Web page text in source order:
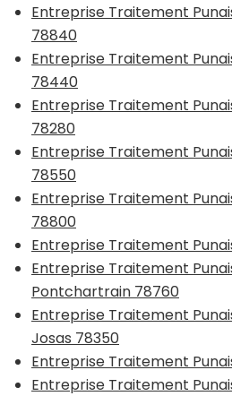
Entreprise Traitement
78840
Entreprise Traitement
78440
Entreprise Traitement
78280
Entreprise Traitement
78550
Entreprise Traitement
78800
Entreprise Traitement
Entreprise Traitement
Pontchartrain 78760
Entreprise Traitement
Josas 78350
Entreprise Traitement
Entreprise Traitement